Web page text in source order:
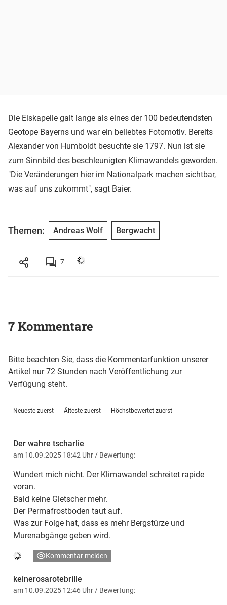
Die Eiskapelle galt lange als eines der 100 bedeutendsten
Geotope Bayerns und war ein beliebtes Fotomotiv. Bereits
Alexander von Humboldt besuchte sie 1797. Nun ist sie
zum Sinnbild des beschleunigten Klimawandels geworden.
"Die Veränderungen hier im Nationalpark machen sichtbar,
was auf uns zukommt", sagt Baier.
Themen: Andreas Wolf Bergwacht
7
7 Kommentare
Bitte beachten Sie, dass die Kommentarfunktion unserer
Artikel nur 72 Stunden nach Veröffentlichung zur
Verfügung steht.
Neueste zuerst Älteste zuerst Höchstbewertet zuerst
Der wahre tscharlie
am 10.09.2025 18:42 Uhr / Bewertung:
Wundert mich nicht. Der Klimawandel schreitet rapide
voran.
Bald keine Gletscher mehr.
Der Permafrostboden taut auf.
Was zur Folge hat, dass es mehr Bergstürze und
Murenabgänge geben wird.
Kommentar melden
keinerosarotebrille
am 10.09.2025 12:46 Uhr / Bewertung: